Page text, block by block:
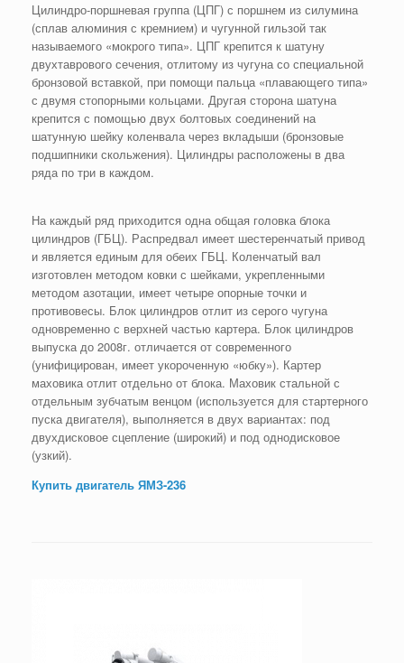
Цилиндро-поршневая группа (ЦПГ) с поршнем из силумина
(сплав алюминия с кремнием) и чугунной гильзой так
называемого «мокрого типа». ЦПГ крепится к шатуну
двухтаврового сечения, отлитому из чугуна со специальной
бронзовой вставкой, при помощи пальца «плавающего типа»
с двумя стопорными кольцами. Другая сторона шатуна
крепится с помощью двух болтовых соединений на
шатунную шейку коленвала через вкладыши (бронзовые
подшипники скольжения). Цилиндры расположены в два
ряда по три в каждом.
На каждый ряд приходится одна общая головка блока
цилиндров (ГБЦ). Распредвал имеет шестеренчатый привод
и является единым для обеих ГБЦ. Коленчатый вал
изготовлен методом ковки с шейками, укрепленными
методом азотации, имеет четыре опорные точки и
противовесы. Блок цилиндров отлит из серого чугуна
одновременно с верхней частью картера. Блок цилиндров
выпуска до 2008г. отличается от современного
(унифицирован, имеет укороченную «юбку»). Картер
маховика отлит отдельно от блока. Маховик стальной с
отдельным зубчатым венцом (используется для стартерного
пуска двигателя), выполняется в двух вариантах: под
двухдисковое сцепление (широкий) и под однодисковое
(узкий).
Купить двигатель ЯМЗ-236